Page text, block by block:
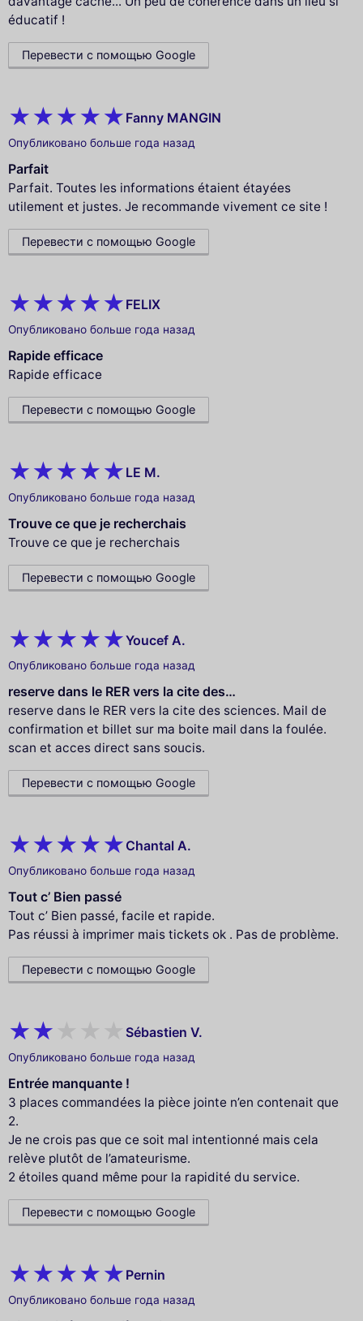
éducatif !
Перевести с помощью Google
Fanny MANGIN
Опубликовано больше года назад
Parfait
Parfait. Toutes les informations étaient étayées
utilement et justes. Je recommande vivement ce site !
Перевести с помощью Google
FELIX
Опубликовано больше года назад
Rapide efficace
Rapide efficace
Перевести с помощью Google
LE M.
Опубликовано больше года назад
Trouve ce que je recherchais
Trouve ce que je recherchais
Перевести с помощью Google
Youcef A.
Опубликовано больше года назад
reserve dans le RER vers la cite des…
reserve dans le RER vers la cite des sciences. Mail de
confirmation et billet sur ma boite mail dans la foulée.
scan et acces direct sans soucis.
Перевести с помощью Google
Chantal A.
Опубликовано больше года назад
Tout c’ Bien passé
Tout c’ Bien passé, facile et rapide.
Pas réussi à imprimer mais tickets ok . Pas de problème.
Перевести с помощью Google
Sébastien V.
Опубликовано больше года назад
Entrée manquante !
3 places commandées la pièce jointe n’en contenait que
2.
Je ne crois pas que ce soit mal intentionné mais cela
relève plutôt de l’amateurisme.
2 étoiles quand même pour la rapidité du service.
Перевести с помощью Google
Pernin
Опубликовано больше года назад